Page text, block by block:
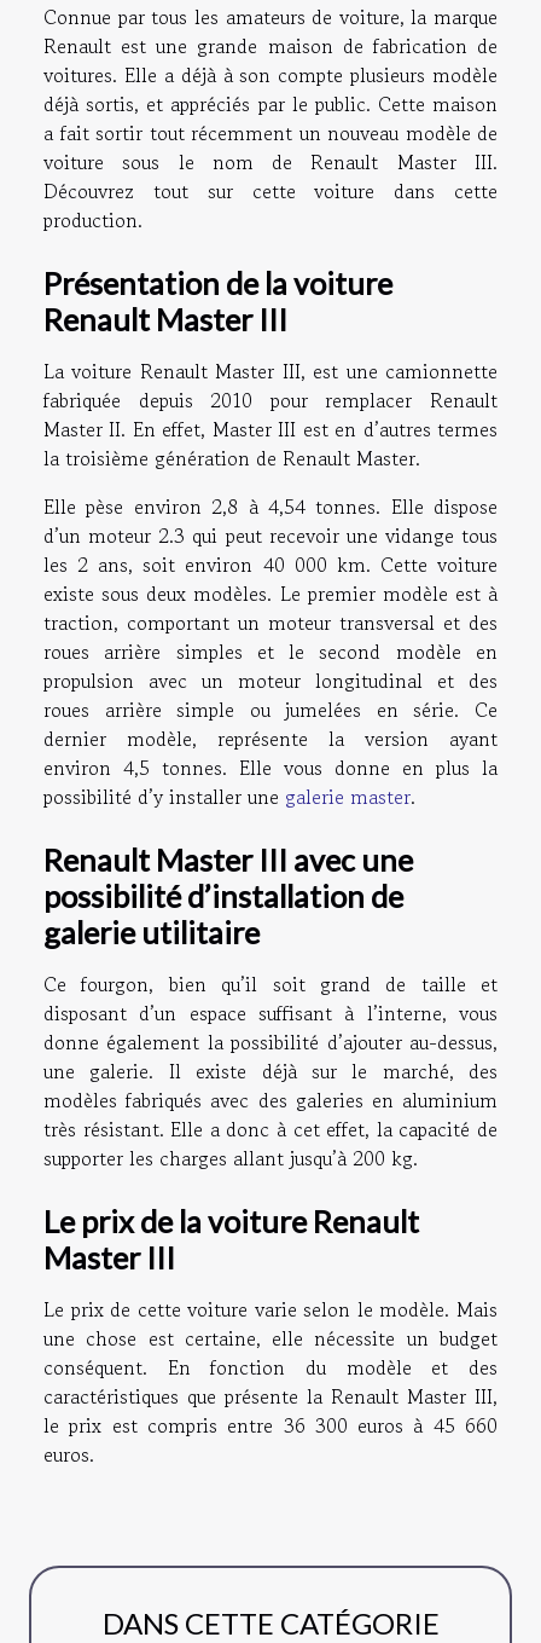
Connue par tous les amateurs de voiture, la marque
Renault est une grande maison de fabrication de
voitures. Elle a déjà à son compte plusieurs modèle
déjà sortis, et appréciés par le public. Cette maison
a fait sortir tout récemment un nouveau modèle de
voiture sous le nom de Renault Master III.
Découvrez tout sur cette voiture dans cette
production.
Présentation de la voiture
Renault Master III
La voiture Renault Master III, est une camionnette
fabriquée depuis 2010 pour remplacer Renault
Master II. En effet, Master III est en d’autres termes
la troisième génération de Renault Master.
Elle pèse environ 2,8 à 4,54 tonnes. Elle dispose
d’un moteur 2.3 qui peut recevoir une vidange tous
les 2 ans, soit environ 40 000 km. Cette voiture
existe sous deux modèles. Le premier modèle est à
traction, comportant un moteur transversal et des
roues arrière simples et le second modèle en
propulsion avec un moteur longitudinal et des
roues arrière simple ou jumelées en série. Ce
dernier modèle, représente la version ayant
environ 4,5 tonnes. Elle vous donne en plus la
possibilité d’y installer une galerie master.
Renault Master III avec une
possibilité d’installation de
galerie utilitaire
Ce fourgon, bien qu’il soit grand de taille et
disposant d’un espace suffisant à l’interne, vous
donne également la possibilité d’ajouter au-dessus,
une galerie. Il existe déjà sur le marché, des
modèles fabriqués avec des galeries en aluminium
très résistant. Elle a donc à cet effet, la capacité de
supporter les charges allant jusqu’à 200 kg.
Le prix de la voiture Renault
Master III
Le prix de cette voiture varie selon le modèle. Mais
une chose est certaine, elle nécessite un budget
conséquent. En fonction du modèle et des
caractéristiques que présente la Renault Master III,
le prix est compris entre 36 300 euros à 45 660
euros.
DANS CETTE CATÉGORIE